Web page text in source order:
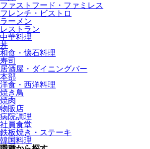
ファストフード・ファミレス
フレンチ・ビストロ
ラーメン
レストラン
中華料理
丼
和食・懐石料理
寿司
居酒屋・ダイニングバー
本部
洋食・西洋料理
焼き鳥
焼肉
物販店
病院調理
社員食堂
鉄板焼き・ステーキ
韓国料理